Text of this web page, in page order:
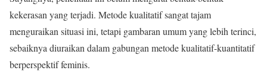
kekerasan yang terjadi. Metode kualitatif sangat tajam
menguraikan situasi ini, tetapi gambaran umum yang lebih terinci,
sebaiknya diuraikan dalam gabungan metode kualitatif-kuantitatif
berperspektif feminis.